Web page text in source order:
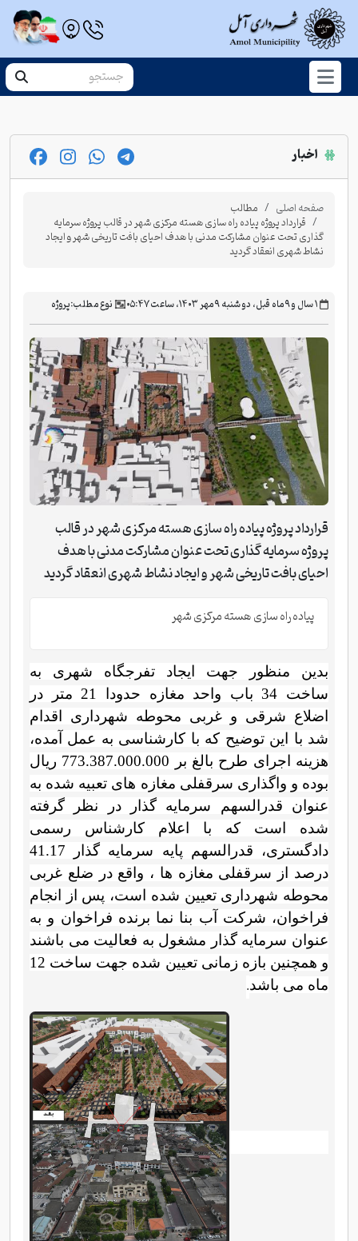
اخبار
صفحه اصلی مطالب
قرارداد پروژه پیاده راه سازی هسته مرکزی شهر در قالب پروژه سرمایه
گذاری تحت عنوان مشارکت مدنی با هدف احیای بافت تاریخی شهر و ایجاد
نشاط شهری انعقاد گردید
‫۱ سال و ۹ ماه قبل، دو شنبه ۹ مهر ۱۴۰۳، ساعت ۰۵:۴۷ نوع مطلب:پروژه
قرارداد پروژه پیاده راه سازی هسته مرکزی شهر در قالب
پروژه سرمایه گذاری تحت عنوان مشارکت مدنی با هدف
احیای بافت تاریخی شهر و ایجاد نشاط شهری انعقاد گردید
پیاده راه سازی هسته مرکزی شهر
بدین منظور جهت ایجاد تفرجگاه شهری به
ساخت 34 باب واحد مغازه حدودا 21 متر در
اضلاع شرقی و غربی محوطه شهرداری اقدام
شد با این توضیح که با کارشناسی به عمل آمده،
هزینه اجرای طرح بالغ بر 773.387.000.000 ریال
بوده و واگذاری سرقفلی مغازه های تعبیه شده به
عنوان قدرالسهم سرمایه گذار در نظر گرفته
شده است که با اعلام کارشناس رسمی
دادگستری، قدرالسهم پایه سرمایه گذار 41.17
درصد از سرقفلی مغازه ها ، واقع در ضلع غربی
محوطه شهرداری تعیین شده است، پس از انجام
فراخوان، شرکت آب بنا نما برنده فراخوان و به
عنوان سرمایه گذار مشغول به فعالیت می باشند
و همچنین بازه زمانی تعیین شده جهت ساخت 12
ماه می باشد.